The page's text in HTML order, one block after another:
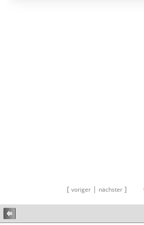
[ voriger | nächster ]